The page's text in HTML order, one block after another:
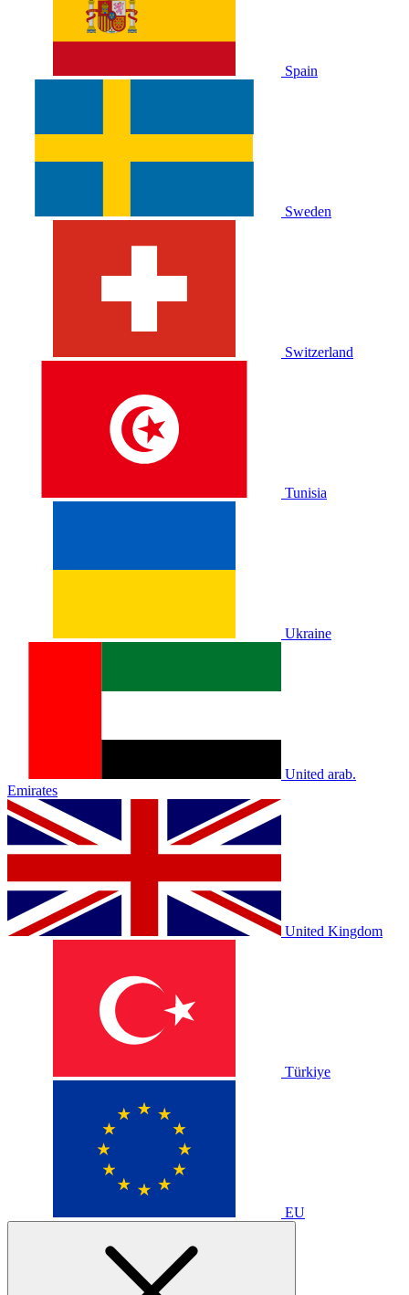
Spain
Sweden
Switzerland
Tunisia
Ukraine
United arab.
Emirates
United Kingdom
Türkiye
EU